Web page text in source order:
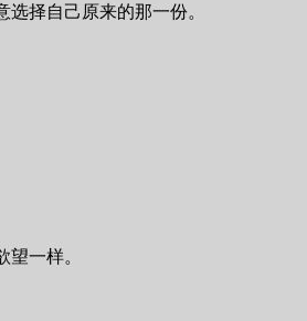
择自己原来的那一份。
一样。